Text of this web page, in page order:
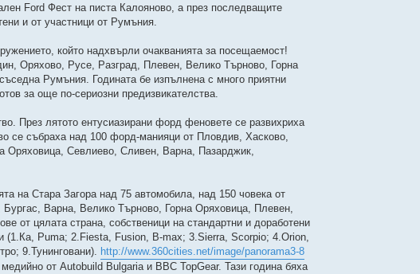
Ford Фест на писта Калояново, а през последващите
и от участници от Румъния.
който надхвърли очакванията за посещаемост!
Оряхово, Русе, Разград, Плевен, Велико Търново, Горна
Румъния. Годината бе изпълнена с много приятни
за още по-сериозни предизвикателства.
През лятото ентусиазирани форд феновете се развихриха
се събраха над 100 форд-манияци от Пловдив, Хасково,
Оряховица, Севлиево, Сливен, Варна, Пазарджик,
на Стара Загора над 75 автомобила, над 150 човека от
Варна, Велико Търново, Горна Оряховица, Плевен,
от цялата страна, собственици на стандартни и доработени
(1.Ка, Puma; 2.Fiesta, Fusion, B-max; 3.Sierra, Scorpio; 4.Orion,
9.Тунинговани). http://www.360cities.net/image/panorama3-8
от Autobuild Bulgaria и BBC TopGear. Тази година бяха